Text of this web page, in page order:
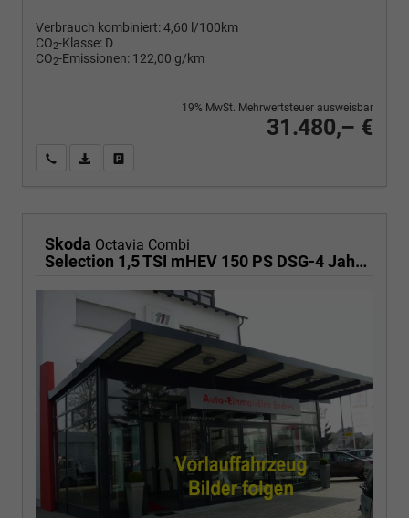
Verbrauch kombiniert:4,60 l/100km
CO2-Klasse: D
CO2-Emissionen: 122,00 g/km
31.480,– €
19% MwSt. Mehrwertsteuer ausweisbar
Wir rufen Sie anPDF-Fahrzeugexposé drucken
Skoda Octavia Combi
Selection 1,5 TSI mHEV 150 PS DSG-4 Jahre Garantie-Anhängerkupplung schwenkbar-PDC vorne und hinten-Sitzheizung-Smart Link